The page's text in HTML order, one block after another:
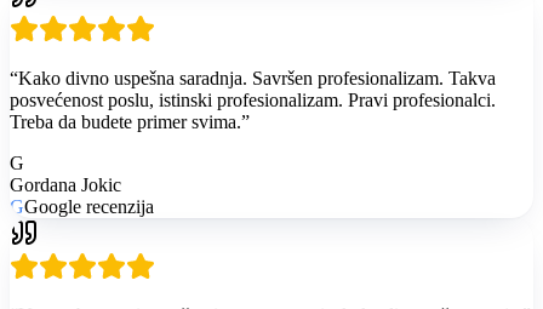
“Kako divno uspešna saradnja. Savršen profesionalizam. Takva
posvećenost poslu, istinski profesionalizam. Pravi profesionalci.
Treba da budete primer svima.”
G
Gordana Jokic
GGoogle recenzija